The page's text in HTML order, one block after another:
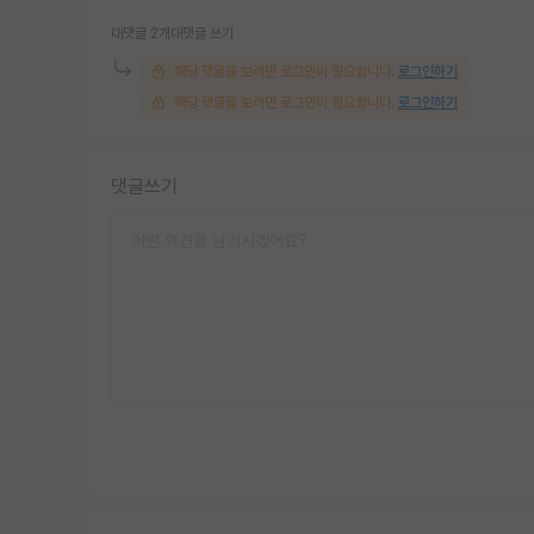
대댓글 2개 대댓글 쓰기
해당 댓글을 보려면 로그인이 필요합니다. 로그인하기
해당 댓글을 보려면 로그인이 필요합니다. 로그인하기
댓글쓰기